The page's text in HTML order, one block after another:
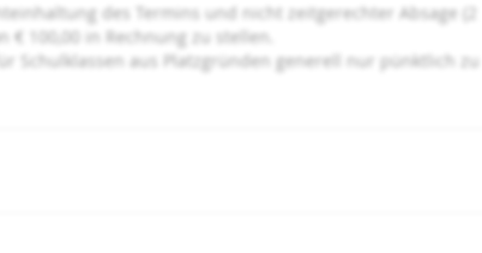
des Termins und nicht zeitgerechter Absage (2
100,00 in Rechnung zu stellen.
Schulklassen aus Platzgründen generell nur pünktlich zu